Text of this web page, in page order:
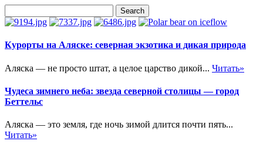
Курорты на Аляске: северная экзотика и дикая природа
Аляска — не просто штат, а целое царство дикой... Читать»
Чудеса зимнего неба: звезда северной столицы — город
Беттельс
Аляска — это земля, где ночь зимой длится почти пять...
Читать»